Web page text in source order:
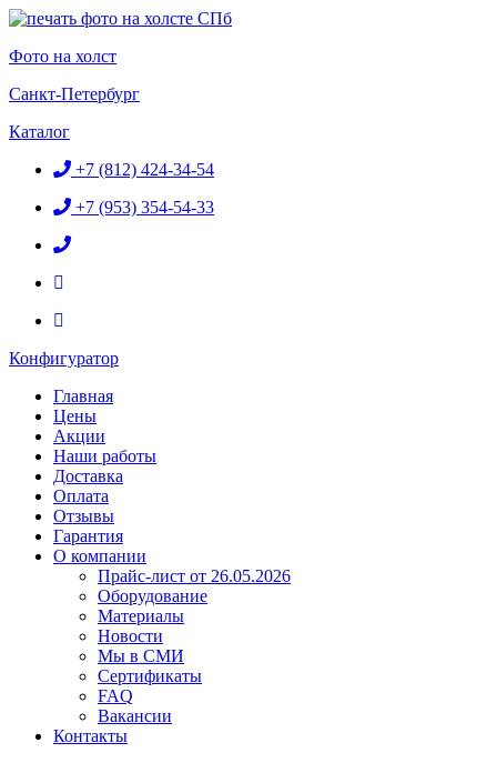
Перейти
содержимому
Фото на холст
Санкт-Петербург
Каталог
+7 (812) 424-34-54
+7 (953) 354-54-33
Конфигуратор
Главная
Цены
Акции
Наши работы
Доставка
Оплата
Отзывы
Гарантия
О компании
Прайс-лист от 26.05.2026
Оборудование
Материалы
Новости
Мы в СМИ
Сертификаты
FAQ
Вакансии
Контакты